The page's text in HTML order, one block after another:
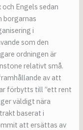
Engels sedan
borgarnas
i
som den
ordningen är
relativt små.
av att
förbytts till ”ett rent
väldigt nära
baserat i
att ersättas av